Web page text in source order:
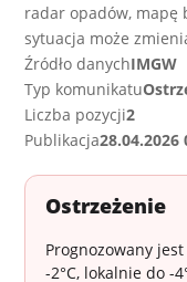
radar opadów, mapę
sytuacja może
Źródło danychIMGW
Typ komunikatu
Liczba pozycji2
Publikacja28.04.2026
Ostrzeżenie
Prognozowany
-2°C, lokalnie do -